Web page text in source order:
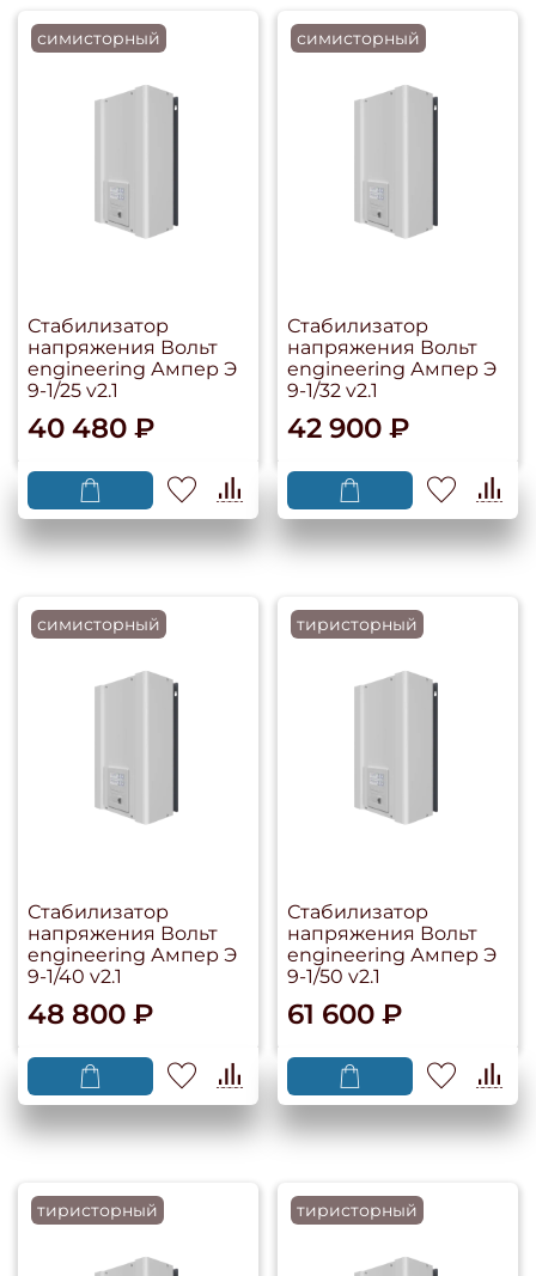
симисторный
Стабилизатор
напряжения Вольт
engineering Ампер Э
9-1/25 v2.1
40 480 ₽
симисторный
Стабилизатор
напряжения Вольт
engineering Ампер Э
9-1/32 v2.1
42 900 ₽
симисторный
Стабилизатор
напряжения Вольт
engineering Ампер Э
9-1/40 v2.1
48 800 ₽
тиристорный
Стабилизатор
напряжения Вольт
engineering Ампер Э
9-1/50 v2.1
61 600 ₽
тиристорный тиристорный